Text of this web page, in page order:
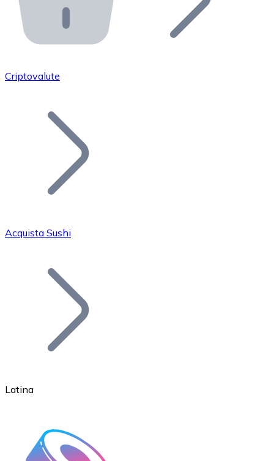
API Bitnovo
Integra la nostra API nel tuo ecosistema.
Unisciti alla nostra rete di rivenditori e
Aggiungi il token del tuo progetto al nostro servizio di
Bitcoin
Ethereum
Criptovalute
Acquista Sushi
Latina